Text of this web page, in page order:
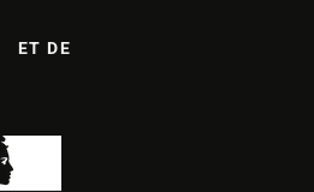
ET DE